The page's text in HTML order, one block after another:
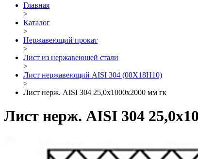
Главная
>
Каталог
>
Нержавеющий прокат
>
Лист из нержавеющей стали
>
Лист нержавеющий AISI 304 (08Х18Н10)
>
Лист нерж. AISI 304 25,0х1000х2000 мм гк
Лист нерж. AISI 304